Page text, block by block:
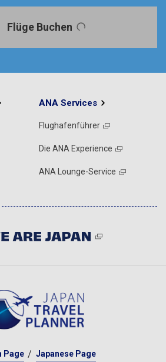
Flüge Buchen
ANA Services
Flughafenführer
Die ANA Experience
ANA Lounge-Service
Page Japanese Page